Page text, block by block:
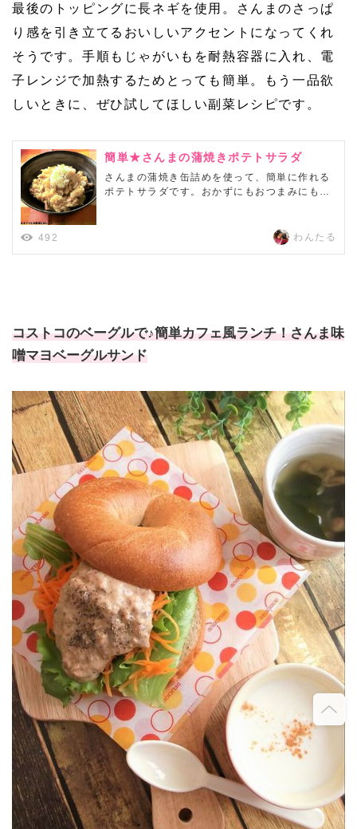
最後のトッピングに長ネギを使用。さんまのさっぱ
り感を引き立てるおいしいアクセントになってくれ
そうです。手順もじゃがいもを耐熱容器に入れ、電
子レンジで加熱するためとっても簡単。もう一品欲
しいときに、ぜひ試してほしい副菜レシピです。
簡単★さんまの蒲焼きポテトサラダ
さんまの蒲焼き缶詰めを使って、簡単に作れる
ポテトサラダです。おかずにもおつまみにもぴ
492 わんたる
コストコのベーグルで♪簡単カフェ風ランチ！さんま味
噌マヨベーグルサンド